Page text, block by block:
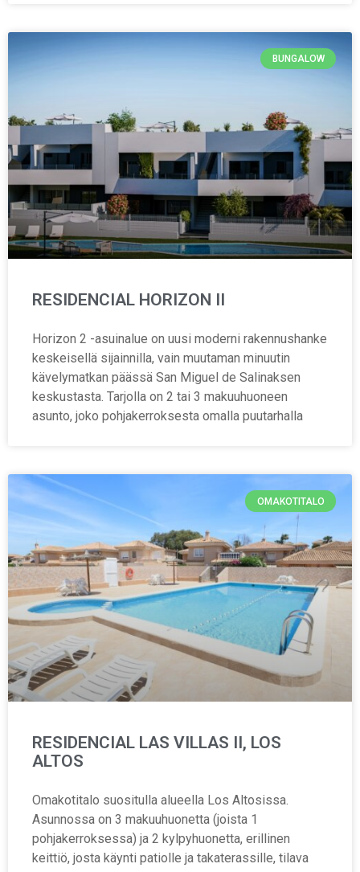
BUNGALOW
RESIDENCIAL HORIZON II
Horizon 2 -asuinalue on uusi moderni rakennushanke
keskeisellä sijainnilla, vain muutaman minuutin
kävelymatkan päässä San Miguel de Salinaksen
keskustasta. Tarjolla on 2 tai 3 makuuhuoneen
asunto, joko pohjakerroksesta omalla puutarhalla
OMAKOTITALO
RESIDENCIAL LAS VILLAS II, LOS
ALTOS
Omakotitalo suositulla alueella Los Altosissa.
Asunnossa on 3 makuuhuonetta (joista 1
pohjakerroksessa) ja 2 kylpyhuonetta, erillinen
keittiö, josta käynti patiolle ja takaterassille, tilava